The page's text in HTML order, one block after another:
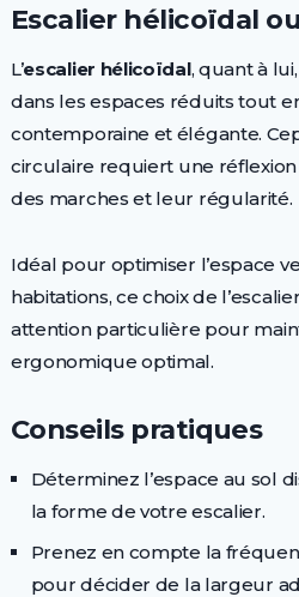
Escalier hélicoïdal
L’escalier hélicoïdal, quant à
dans les espaces réduits tout
contemporaine et élégante.
circulaire requiert une
des marches et leur régularité.
Idéal pour optimiser l’espace
habitations, ce choix de
attention particulière pour
ergonomique optimal.
Conseils pratiques
Déterminez l’espace au sol
la forme de votre escalier.
Prenez en compte la
pour décider de la largeur